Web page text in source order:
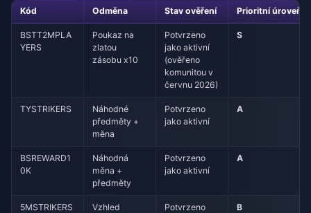
Kód Odměna Stav ověření Prioritní úroveň
BSTT2MPLA
YERS
Poukaz na
zlatou
zásobu x10
Potvrzeno
jako aktivní
(ověřeno
komunitou v
červnu 2026)
S
TYSTRIKERS
Náhodné
předměty +
měna
Potvrzeno
jako aktivní
A
BSREWARD1
0K
Náhodná
měna +
předměty
Potvrzeno
jako aktivní
A
5MSTRIKERS
Vzhled
Potvrzeno
B